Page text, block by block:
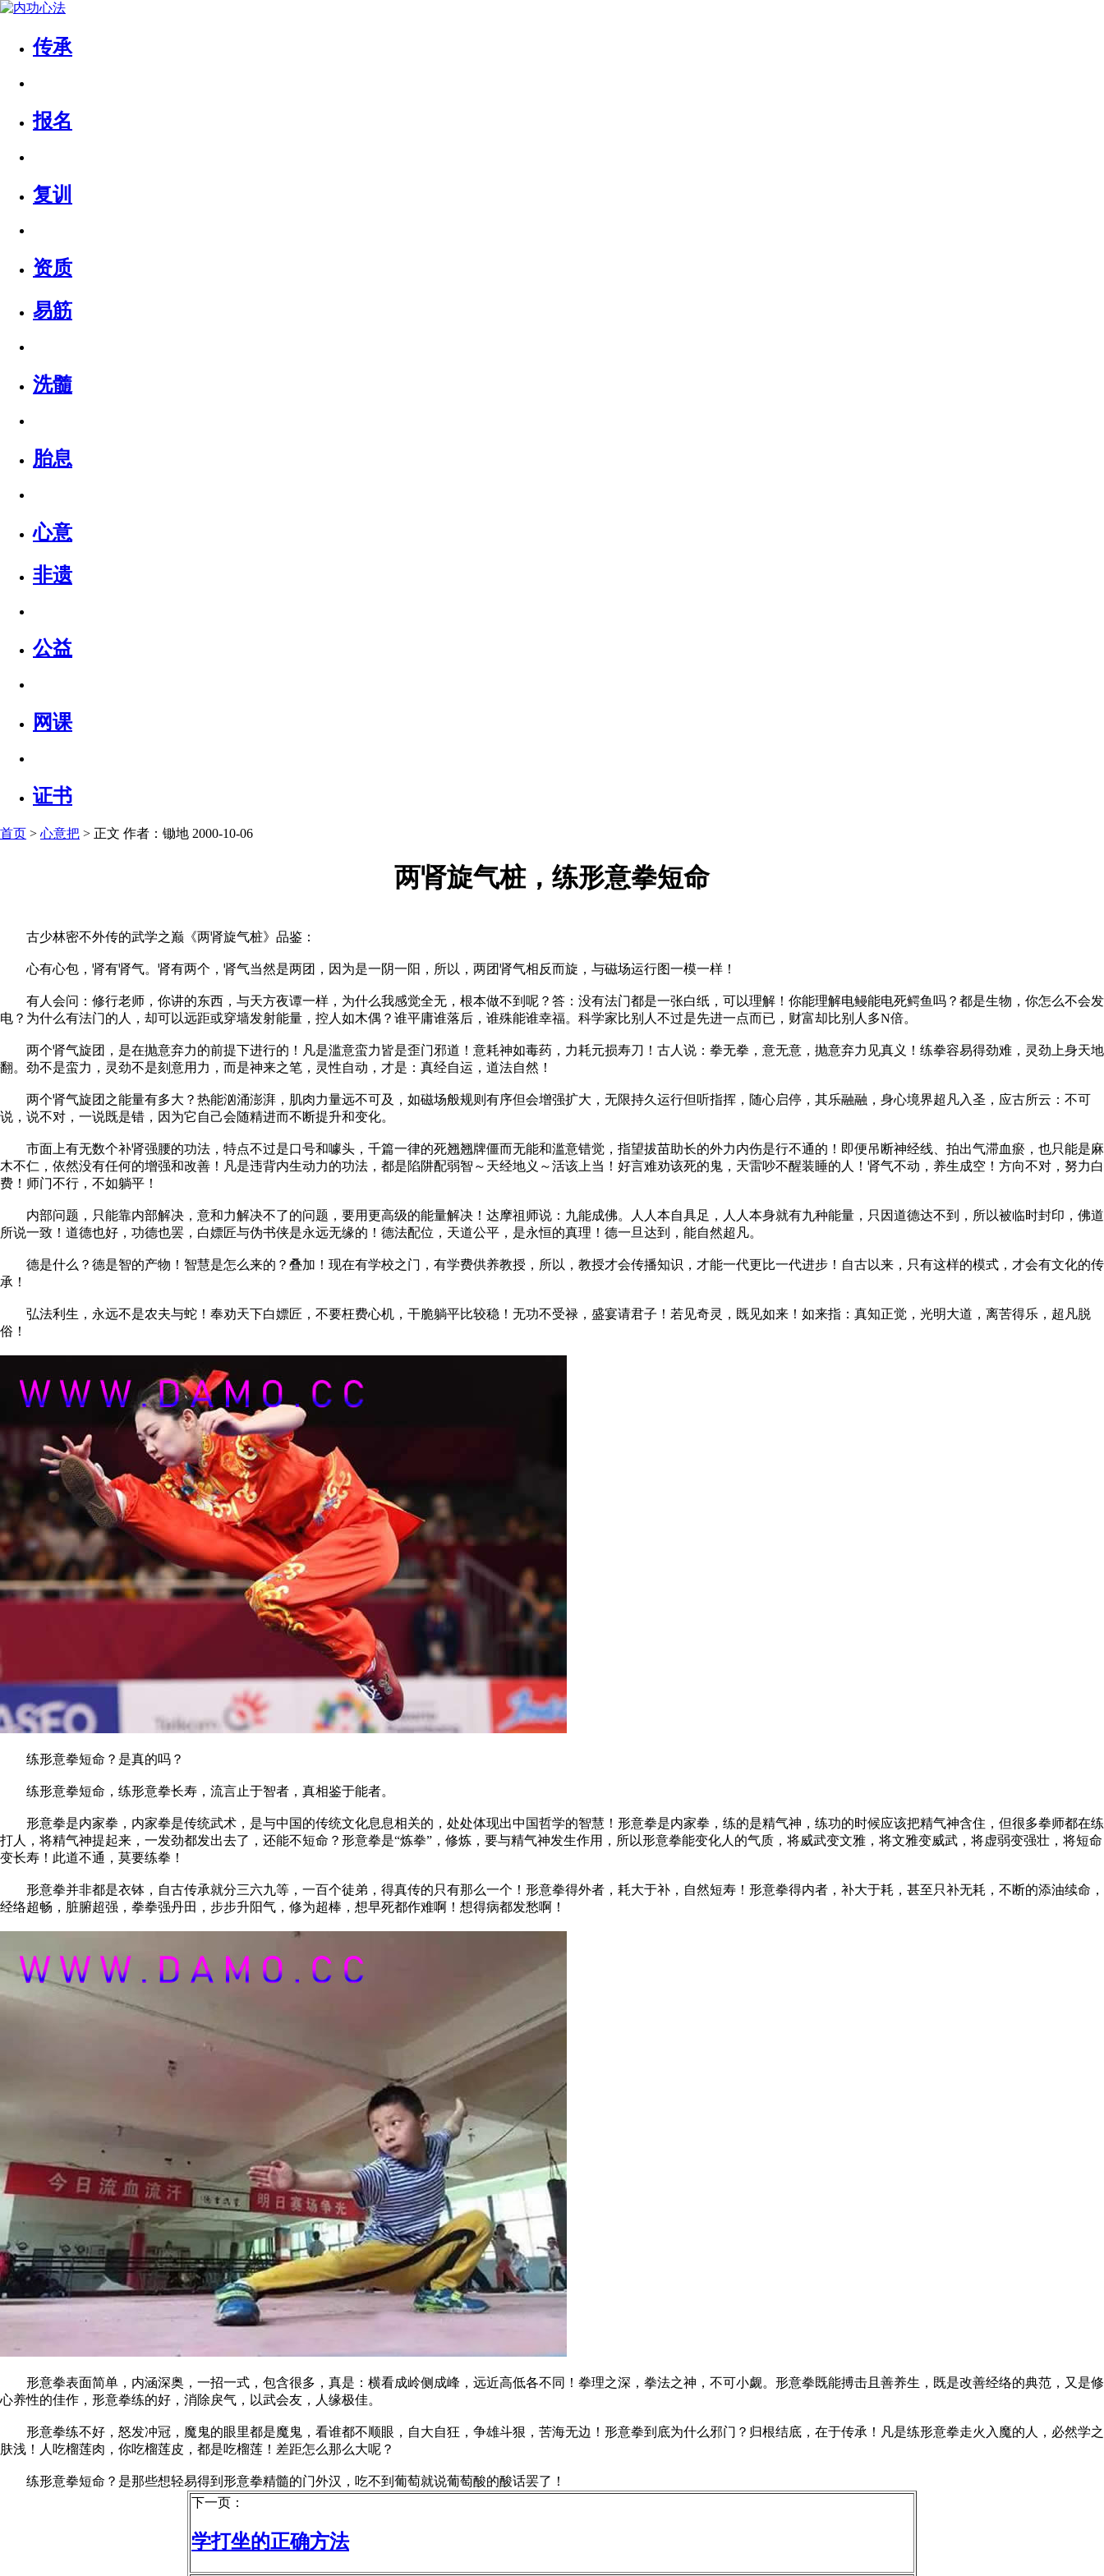
传承
报名
复训
资质
易筋
洗髓
胎息
心意
非遗
公益
网课
证书
首页 > 心意把 > 正文 作者：锄地 2000-10-06
两肾旋气桩，练形意拳短命
古少林密不外传的武学之巅《两肾旋气桩》品鉴：
心有心包，肾有肾气。肾有两个，肾气当然是两团，因为是一阴一阳，所以，两团肾气相反而旋，与磁场运行图一模一样！
有人会问：修行老师，你讲的东西，与天方夜谭一样，为什么我感觉全无，根本做不到呢？答：没有法门都是一张白纸，可以理解！你能理解电鳗能电死鳄鱼吗？都是生物，你怎么不会发
电？为什么有法门的人，却可以远距或穿墙发射能量，控人如木偶？谁平庸谁落后，谁殊能谁幸福。科学家比别人不过是先进一点而已，财富却比别人多N倍。
两个肾气旋团，是在抛意弃力的前提下进行的！凡是滥意蛮力皆是歪门邪道！意耗神如毒药，力耗元损寿刀！古人说：拳无拳，意无意，抛意弃力见真义！练拳容易得劲难，灵劲上身天地
翻。劲不是蛮力，灵劲不是刻意用力，而是神来之笔，灵性自动，才是：真经自运，道法自然！
两个肾气旋团之能量有多大？热能汹涌澎湃，肌肉力量远不可及，如磁场般规则有序但会增强扩大，无限持久运行但听指挥，随心启停，其乐融融，身心境界超凡入圣，应古所云：不可
说，说不对，一说既是错，因为它自己会随精进而不断提升和变化。
市面上有无数个补肾强腰的功法，特点不过是口号和噱头，千篇一律的死翘翘牌僵而无能和滥意错觉，指望拔苗助长的外力内伤是行不通的！即便吊断神经线、拍出气滞血瘀，也只能是麻
木不仁，依然没有任何的增强和改善！凡是违背内生动力的功法，都是陷阱配弱智～天经地义～活该上当！好言难劝该死的鬼，天雷吵不醒装睡的人！肾气不动，养生成空！方向不对，努力白
费！师门不行，不如躺平！
内部问题，只能靠内部解决，意和力解决不了的问题，要用更高级的能量解决！达摩祖师说：九能成佛。人人本自具足，人人本身就有九种能量，只因道德达不到，所以被临时封印，佛道
所说一致！道德也好，功德也罢，白嫖匠与伪书侠是永远无缘的！德法配位，天道公平，是永恒的真理！德一旦达到，能自然超凡。
德是什么？德是智的产物！智慧是怎么来的？叠加！现在有学校之门，有学费供养教授，所以，教授才会传播知识，才能一代更比一代进步！自古以来，只有这样的模式，才会有文化的传
承！
弘法利生，永远不是农夫与蛇！奉劝天下白嫖匠，不要枉费心机，干脆躺平比较稳！无功不受禄，盛宴请君子！若见奇灵，既见如来！如来指：真知正觉，光明大道，离苦得乐，超凡脱
俗！
练形意拳短命？是真的吗？
练形意拳短命，练形意拳长寿，流言止于智者，真相鉴于能者。
形意拳是内家拳，内家拳是传统武术，是与中国的传统文化息息相关的，处处体现出中国哲学的智慧！形意拳是内家拳，练的是精气神，练功的时候应该把精气神含住，但很多拳师都在练
打人，将精气神提起来，一发劲都发出去了，还能不短命？形意拳是“炼拳”，修炼，要与精气神发生作用，所以形意拳能变化人的气质，将威武变文雅，将文雅变威武，将虚弱变强壮，将短命
变长寿！此道不通，莫要练拳！
形意拳并非都是衣钵，自古传承就分三六九等，一百个徒弟，得真传的只有那么一个！形意拳得外者，耗大于补，自然短寿！形意拳得内者，补大于耗，甚至只补无耗，不断的添油续命，
经络超畅，脏腑超强，拳拳强丹田，步步升阳气，修为超棒，想早死都作难啊！想得病都发愁啊！
形意拳表面简单，内涵深奥，一招一式，包含很多，真是：横看成岭侧成峰，远近高低各不同！拳理之深，拳法之神，不可小觑。形意拳既能搏击且善养生，既是改善经络的典范，又是修
心养性的佳作，形意拳练的好，消除戾气，以武会友，人缘极佳。
形意拳练不好，怒发冲冠，魔鬼的眼里都是魔鬼，看谁都不顺眼，自大自狂，争雄斗狠，苦海无边！形意拳到底为什么邪门？归根结底，在于传承！凡是练形意拳走火入魔的人，必然学之
肤浅！人吃榴莲肉，你吃榴莲皮，都是吃榴莲！差距怎么那么大呢？
练形意拳短命？是那些想轻易得到形意拳精髓的门外汉，吃不到葡萄就说葡萄酸的酸话罢了！
下一页：
学打坐的正确方法